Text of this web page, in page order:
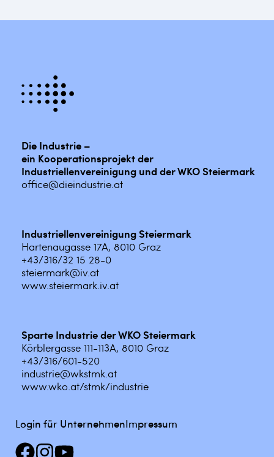
Die Industrie –
ein Kooperationsprojekt der
Industriellenvereinigung und der WKO Steiermark
office@dieindustrie.at
Industriellenvereinigung Steiermark
Hartenaugasse 17A, 8010 Graz
+43/316/32 15 28-0
steiermark@iv.at
www.steiermark.iv.at
Sparte Industrie der WKO Steiermark
Körblergasse 111-113A, 8010 Graz
+43/316/601-520
industrie@wkstmk.at
www.wko.at/stmk/industrie
Login für UnternehmenImpressum